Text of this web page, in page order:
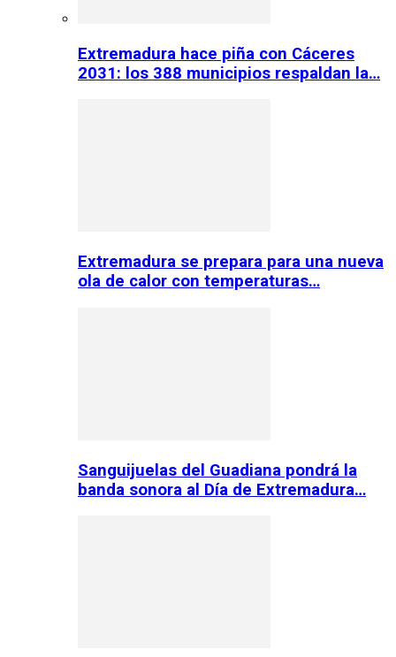
Extremadura hace piña con Cáceres
2031: los 388 municipios respaldan la…
Extremadura se prepara para una nueva
ola de calor con temperaturas…
Sanguijuelas del Guadiana pondrá la
banda sonora al Día de Extremadura…